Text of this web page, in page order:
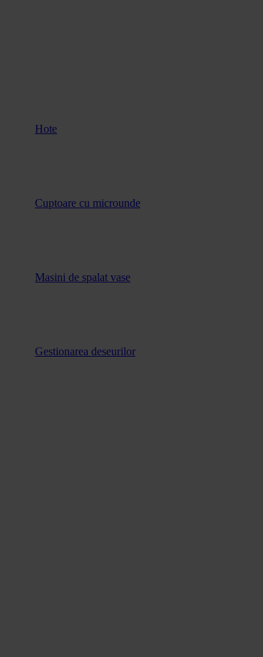
Hote
Cuptoare cu microunde
Masini de spalat vase
Gestionarea deseurilor